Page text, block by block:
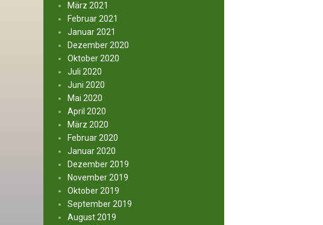
März 2021
Februar 2021
Januar 2021
Dezember 2020
Oktober 2020
Juli 2020
Juni 2020
Mai 2020
April 2020
März 2020
Februar 2020
Januar 2020
Dezember 2019
November 2019
Oktober 2019
September 2019
August 2019